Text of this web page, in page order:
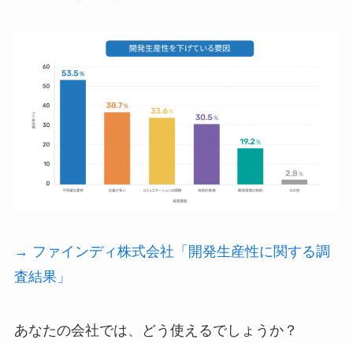
→ ファインディ株式会社「開発生産性に関する調
査結果」
あなたの会社では、どう使えるでしょうか？